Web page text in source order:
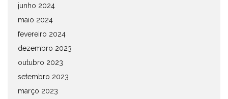
junho 2024
maio 2024
fevereiro 2024
dezembro 2023
outubro 2023
setembro 2023
março 2023